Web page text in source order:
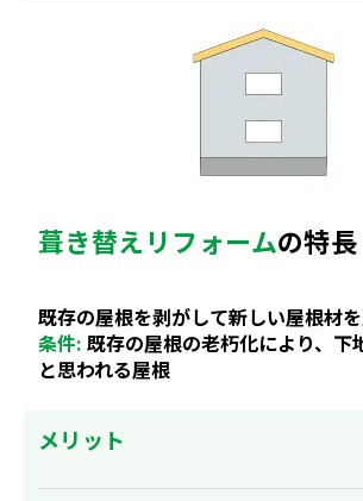
葺き替えリフォームの特長
既存の屋根を剥がして新しい屋根材を
条件: 既存の屋根の老朽化により、下
と思われる屋根
メリット